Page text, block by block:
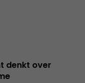
denkt over